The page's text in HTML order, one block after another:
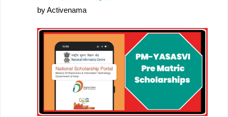
by Activenama